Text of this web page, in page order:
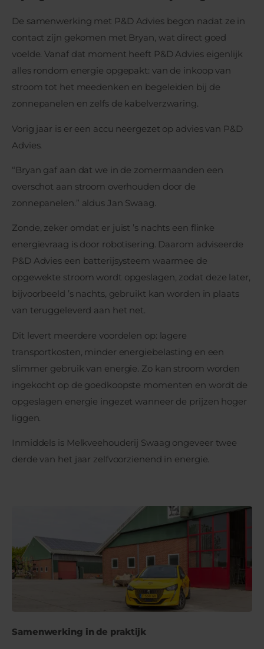
De samenwerking met P&D Advies begon nadat ze in
contact zijn gekomen met Bryan, wat direct goed
voelde. Vanaf dat moment heeft P&D Advies eigenlijk
alles rondom energie opgepakt: van de inkoop van
stroom tot het meedenken en begeleiden bij de
zonnepanelen en zelfs de kabelverzwaring.
Vorig jaar is er een accu neergezet op advies van P&D
Advies.
“Bryan gaf aan dat we in de zomermaanden een
overschot aan stroom overhouden door de
zonnepanelen.” aldus Jan Swaag.
Zonde, zeker omdat er juist ’s nachts een flinke
energievraag is door robotisering. Daarom adviseerde
P&D Advies een batterijsysteem waarmee de
opgewekte stroom wordt opgeslagen, zodat deze later,
bijvoorbeeld ’s nachts, gebruikt kan worden in plaats
van teruggeleverd aan het net.
Dit levert meerdere voordelen op: lagere
transportkosten, minder energiebelasting en een
slimmer gebruik van energie. Zo kan stroom worden
ingekocht op de goedkoopste momenten en wordt de
opgeslagen energie ingezet wanneer de prijzen hoger
liggen.
Inmiddels is Melkveehouderij Swaag ongeveer twee
derde van het jaar zelfvoorzienend in energie.
Samenwerking in de praktijk